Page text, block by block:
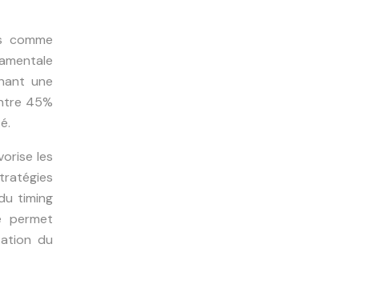
comme
une
45%
les
timing
permet
du